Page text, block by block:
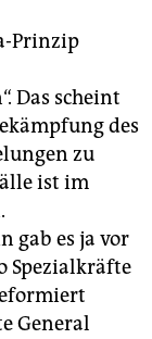
Prinzip
Das scheint
des
zu
ist im
gab es ja vor
Spezialkräfte
General